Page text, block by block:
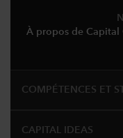
À propos de Capital
COMPÉTENCES ET
CAPITAL IDEAS